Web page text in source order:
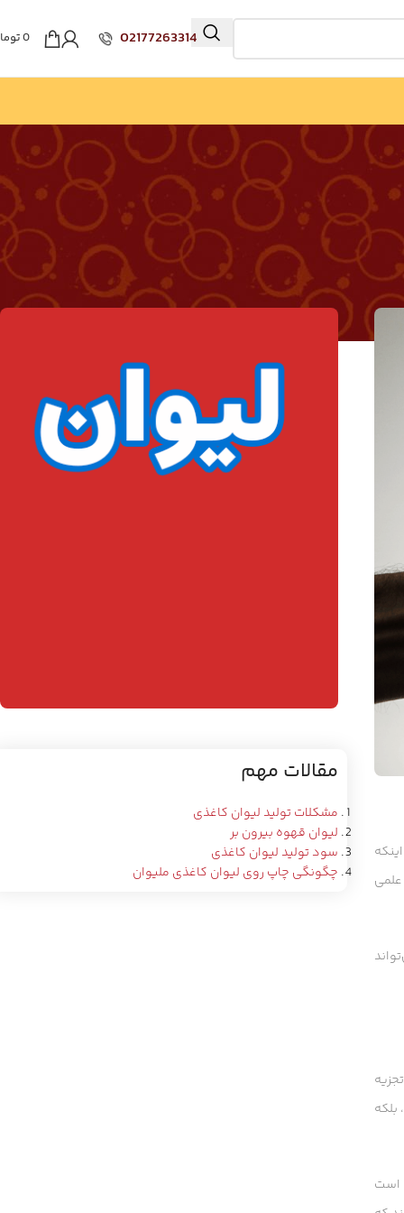
02177263314
0
است
مقالات مهم
مشکلات تولید لیوان کاغذی
لیوان قهوه بیرون بر
سود تولید لیوان کاغذی
چگونگی چاپ روی لیوان کاغذی ملیوان